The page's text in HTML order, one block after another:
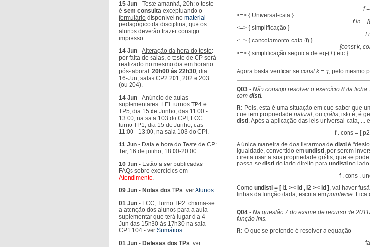
15 Jun - Teste amanhã, 20h: o teste
é sem consulta exceptuando o
formulário disponível no material
pedagógico da disciplina, que os
alunos deverão trazer consigo
impresso.
14 Jun -Alteração da hora do teste:
por falta de salas, o teste de CP será
realizado no mesmo dia em horário
pós-laboral: 20h00 às 22h30, dia
16-Jun, salas CP2 201, 202 e 203
(ou 204).
14 Jun - Anúncio de aulas
suplementares: LEI: turnos TP4 e
TP5, dia 15 de Junho, das 11:00 -
13:00, na sala 103 do CPI; LCC:
turno TP1, dia 15 de Junho, das
11:00 - 13:00, na sala 103 do CPI.
11 Jun - Data e hora do Teste de CP:
Ter, 16 de junho, 18:00-20:00.
10 Jun - Estão a ser publicadas
FAQs sobre exercícios em
Atendimento.
09 Jun - Notas dos TPs: verAlunos.
01 Jun - LCC, Turno TP2: chama-se
a atenção dos alunos para a aula
suplementar que terá lugar dia 4-
Jun das 15h30 às 17h30 na sala
CP1 104 - ver Sumários.
01 Jun - Defesas dos TPs: ver
f
<=> { Universal-cata }
f.in =
<=> { simplificação }
<=> { cancelamento-cata (f) }
[const k,
<=> { simplificação seguida de eq-(+) etc }
Agora basta verificar se const k = g , pelo mesmo
Q03 - Não consigo resolver o exercício 8 da
com distl.
R: Pois, esta é uma situação em que saber que
que tem propriedade natural , ou grátis , isto é, é
distl
. Após a aplicação das leis universal-cata,
f . cons = [
A única maneira de dos livrarmos de distl é
igualdade, convertido em undistl , por serem
direita usar a sua propriedade grátis, que se
passa-se distl do lado direito para undistl no lado
f . cons .
Como undistl = [ i1 >< id , i2 >< id ] , vai haver
linhas da função dada, escrita em pointwise .
Q04 - Na questão 7 do exame de recurso de
função lms.
R: O que se pretende é resolver a equação